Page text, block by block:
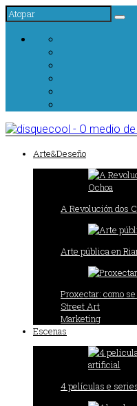
Arte&Deseño
A Revolución dos
Arte pública en
Proxectar: como
Street Art
Marketing
Escenas
4 películas e